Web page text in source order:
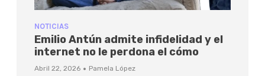
NOTICIAS
Emilio Antún admite infidelidad y el
internet no le perdona el cómo
Abril 22, 2026 · Pamela López